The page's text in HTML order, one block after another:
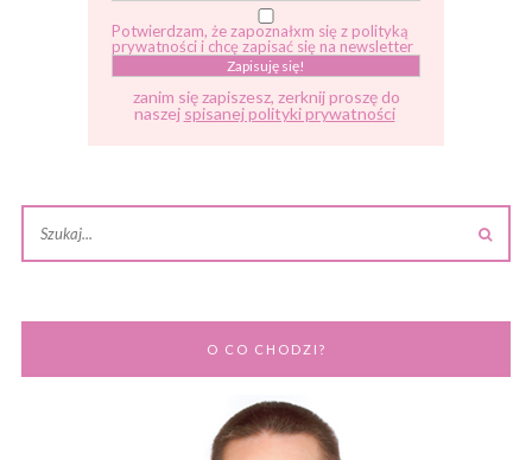
Potwierdzam, że zapoznałxm się z polityką
prywatności i chcę zapisać się na newsletter
zanim się zapiszesz, zerknij proszę do
naszej spisanej polityki prywatności
O CO CHODZI?